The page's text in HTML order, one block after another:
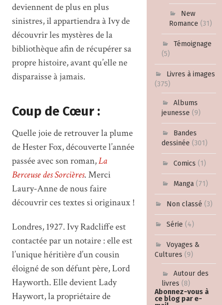
New
Romance (31)
Témoignage
(5)
Livres à images
(375)
Albums
jeunesse (9)
Bandes
dessinée (301)
Comics (1)
Manga (71)
Non classé (3)
Série (4)
Voyages &
Cultures (9)
Autour des
livres (8)
Abonnez-vous à
ce blog par e-
deviennent de plus en plus
sinistres, il appartiendra à Ivy de
découvrir les mystères de la
bibliothèque afin de récupérer sa
propre histoire, avant qu’elle ne
disparaisse à jamais.
Coup de Cœur :
Quelle joie de retrouver la plume
de Hester Fox, découverte l’année
passée avec son roman,La
Berceuse des Sorcières. Merci
Laury-Anne de nous faire
découvrir ces textes si originaux !
Londres, 1927. Ivy Radcliffe est
contactée par un notaire : elle est
l’unique héritière d’un cousin
éloigné de son défunt père, Lord
Hayworth. Elle devient Lady
Haywort, la propriétaire de